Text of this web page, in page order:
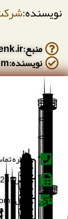
نویسنده:
منبع:https://hsenk.ir/
نویسنده:https://hseqiran.com/
شماره تماس : 25-
فکس : 66384628-66384606-021
ایمیل : dibaghostaran@yahoo.com